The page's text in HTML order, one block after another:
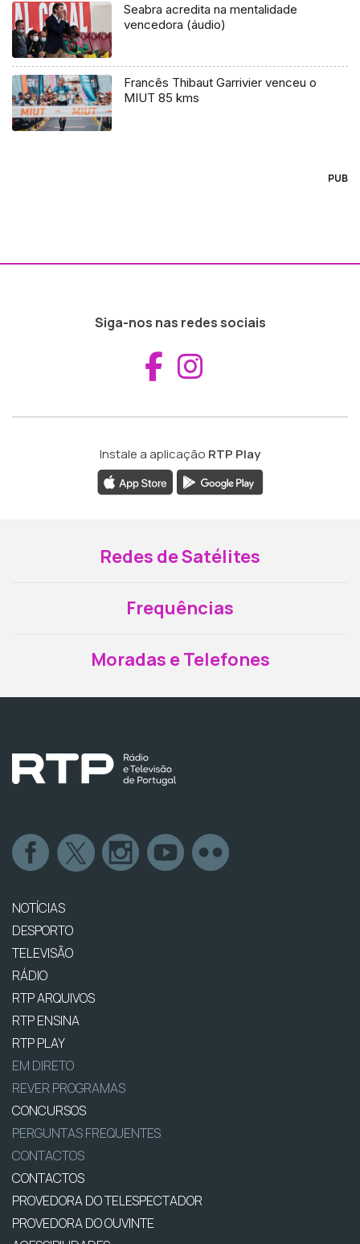
Seabra acredita na mentalidade
vencedora (áudio)
Francês Thibaut Garrivier venceu o
MIUT 85 kms
PUB
Siga-nos nas redes sociais
Aceder ao
Instale a aplicação RTP Play
Redes de Satélites
Frequências
Moradas e Telefones
NOTÍCIAS
DESPORTO
TELEVISÃO
RÁDIO
RTP ARQUIVOS
RTP ENSINA
RTP PLAY
EM DIRETO
REVER PROGRAMAS
CONCURSOS
PERGUNTAS FREQUENTES
CONTACTOS
CONTACTOS
PROVEDORA DO TELESPECTADOR
PROVEDORA DO OUVINTE